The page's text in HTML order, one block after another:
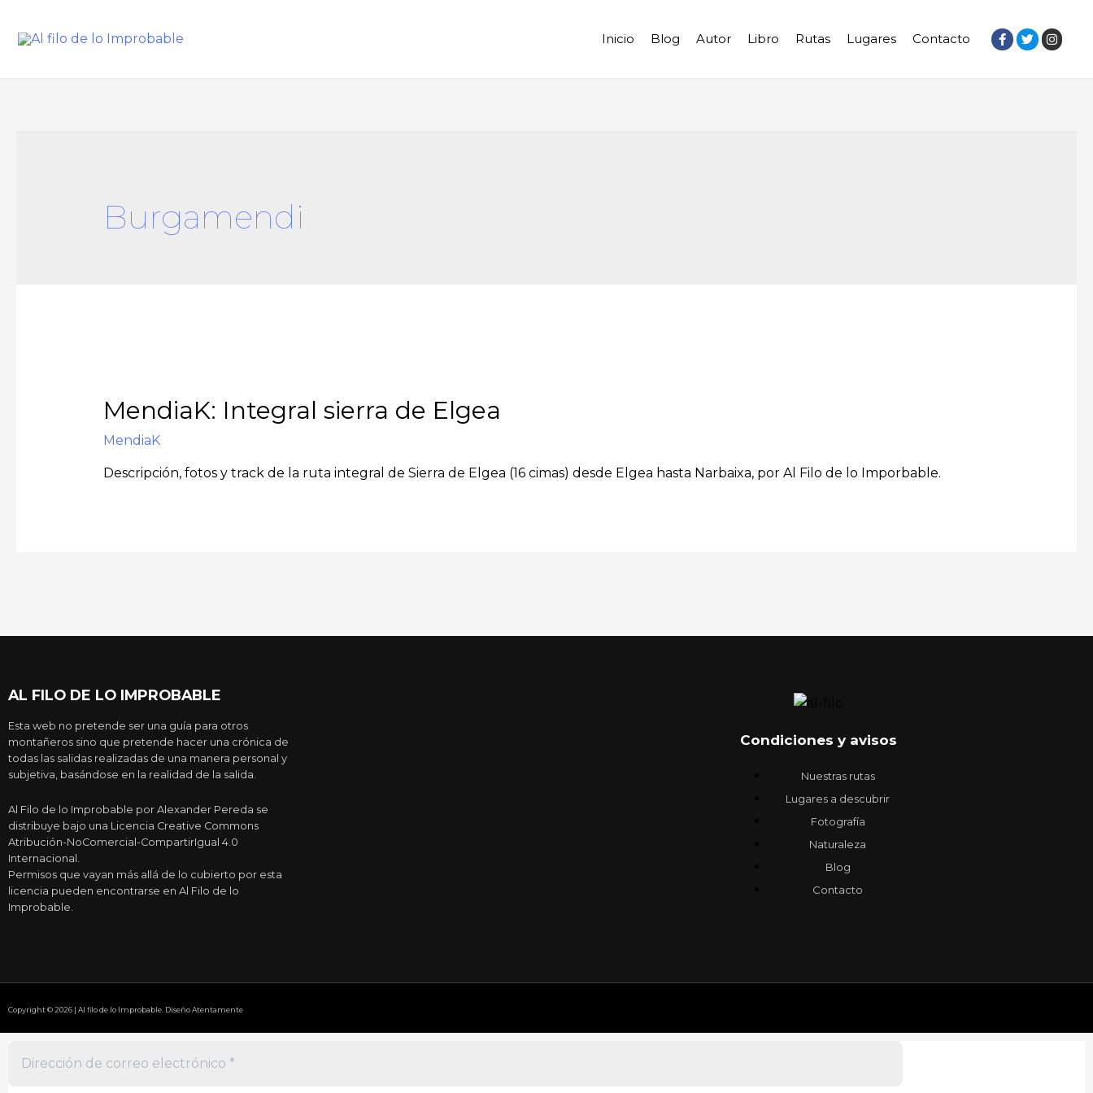
Inicio Blog Autor Libro Rutas Lugares Contacto
Burgamendi
MendiaK: Integral sierra de Elgea
MendiaK
Descripción, fotos y track de la ruta integral de Sierra de Elgea (16 cimas) desde Elgea hasta Narbaixa, por Al Filo de lo Imporbable.
AL FILO DE LO IMPROBABLE
Esta web no pretende ser una guía para otros
montañeros sino que pretende hacer una crónica de
todas las salidas realizadas de una manera personal y
subjetiva, basándose en la realidad de la salida.
Al Filo de lo Improbable por Alexander Pereda se
distribuye bajo una Licencia Creative Commons
Atribución-NoComercial-CompartirIgual 4.0
Internacional.
Permisos que vayan más allá de lo cubierto por esta
licencia pueden encontrarse en Al Filo de lo
Improbable.
Condiciones y avisos
Nuestras rutas
Lugares a descubrir
Fotografía
Naturaleza
Blog
Contacto
Copyright © 2026 | Al filo de lo Improbable. Diseño Atentamente